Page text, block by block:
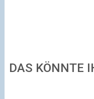
DAS KÖNNTE